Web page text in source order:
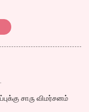
சாரு விமர்சனம்